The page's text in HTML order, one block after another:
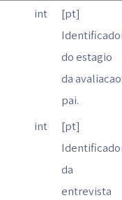
int
[pt]
do estagio
da avaliacao
pai.
int
[pt]
da
entrevista